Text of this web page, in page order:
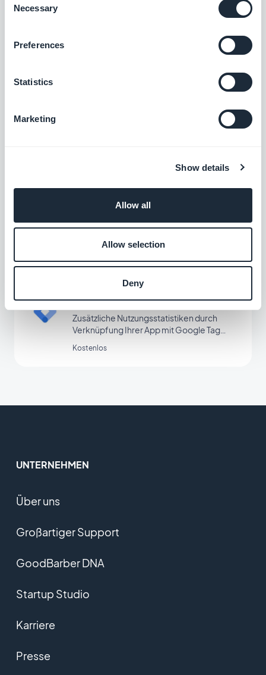
Selection
Necessary
Preferences
Statistics
Marketing
Show details
Allow all
Allow selection
Deny
Verknüpfung Ihrer GoodBarber-App mit
Google Tag Manager
Zusätzliche Nutzungsstatistiken durch
Verknüpfung Ihrer App mit Google Tag
Kostenlos
UNTERNEHMEN
Über uns
Großartiger Support
GoodBarber DNA
Startup Studio
Karriere
Presse